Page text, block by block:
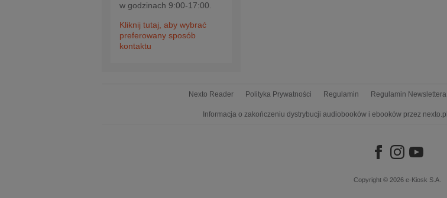
w godzinach 9:00-17:00.
Kliknij tutaj, aby wybrać
preferowany sposób
kontaktu
Nexto Reader Polityka Prywatności Regulamin Regulamin Newslettera
Informacja o zakończeniu dystrybucji audiobooków i ebooków przez nexto.pl
Copyright © 2026 e-Kiosk S.A.